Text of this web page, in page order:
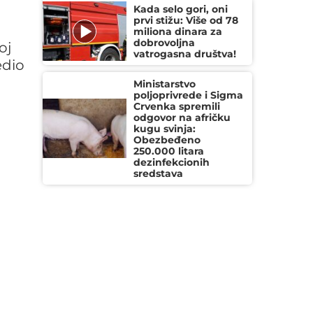
Kada selo gori, oni
prvi stižu: Više od 78
miliona dinara za
dobrovoljna
vatrogasna društva!
Ministarstvo
poljoprivrede i Sigma
Crvenka spremili
odgovor na afričku
kugu svinja:
Obezbeđeno
250.000 litara
dezinfekcionih
sredstava